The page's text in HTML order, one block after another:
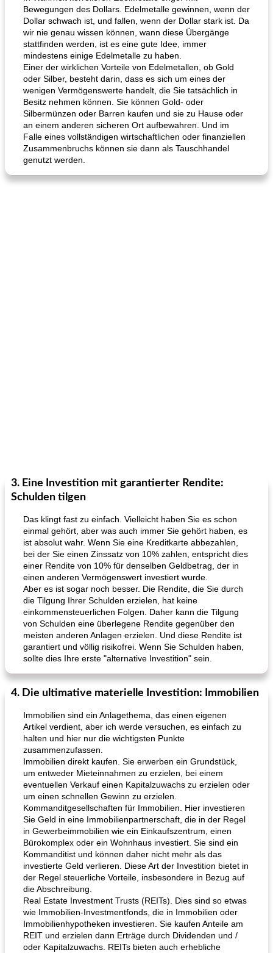
Bewegungen des Dollars. Edelmetalle gewinnen, wenn der
Dollar schwach ist, und fallen, wenn der Dollar stark ist. Da
wir nie genau wissen können, wann diese Übergänge
stattfinden werden, ist es eine gute Idee, immer
mindestens einige Edelmetalle zu haben.
Einer der wirklichen Vorteile von Edelmetallen, ob Gold
oder Silber, besteht darin, dass es sich um eines der
wenigen Vermögenswerte handelt, die Sie tatsächlich in
Besitz nehmen können. Sie können Gold- oder
Silbermünzen oder Barren kaufen und sie zu Hause oder
an einem anderen sicheren Ort aufbewahren. Und im
Falle eines vollständigen wirtschaftlichen oder finanziellen
Zusammenbruchs können sie dann als Tauschhandel
genutzt werden.
3. Eine Investition mit garantierter Rendite:
Schulden tilgen
Das klingt fast zu einfach. Vielleicht haben Sie es schon
einmal gehört, aber was auch immer Sie gehört haben, es
ist absolut wahr. Wenn Sie eine Kreditkarte abbezahlen,
bei der Sie einen Zinssatz von 10% zahlen, entspricht dies
einer Rendite von 10% für denselben Geldbetrag, der in
einen anderen Vermögenswert investiert wurde.
Aber es ist sogar noch besser. Die Rendite, die Sie durch
die Tilgung Ihrer Schulden erzielen, hat keine
einkommensteuerlichen Folgen. Daher kann die Tilgung
von Schulden eine überlegene Rendite gegenüber den
meisten anderen Anlagen erzielen. Und diese Rendite ist
garantiert und völlig risikofrei. Wenn Sie Schulden haben,
sollte dies Ihre erste "alternative Investition" sein.
4. Die ultimative materielle Investition: Immobilien
Immobilien sind ein Anlagethema, das einen eigenen
Artikel verdient, aber ich werde versuchen, es einfach zu
halten und hier nur die wichtigsten Punkte
zusammenzufassen.
Immobilien direkt kaufen. Sie erwerben ein Grundstück,
um entweder Mieteinnahmen zu erzielen, bei einem
eventuellen Verkauf einen Kapitalzuwachs zu erzielen oder
um einen schnellen Gewinn zu erzielen.
Kommanditgesellschaften für Immobilien. Hier investieren
Sie Geld in eine Immobilienpartnerschaft, die in der Regel
in Gewerbeimmobilien wie ein Einkaufszentrum, einen
Bürokomplex oder ein Wohnhaus investiert. Sie sind ein
Kommanditist und können daher nicht mehr als das
investierte Geld verlieren. Diese Art der Investition bietet in
der Regel steuerliche Vorteile, insbesondere in Bezug auf
die Abschreibung.
Real Estate Investment Trusts (REITs). Dies sind so etwas
wie Immobilien-Investmentfonds, die in Immobilien oder
Immobilienhypotheken investieren. Sie kaufen Anteile am
REIT und erzielen dann Erträge durch Dividenden und /
oder Kapitalzuwachs. REITs bieten auch erhebliche